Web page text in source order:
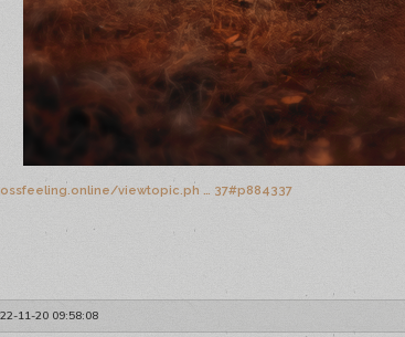
viewtopic.ph … 37#p884337
11-20 09:58:08